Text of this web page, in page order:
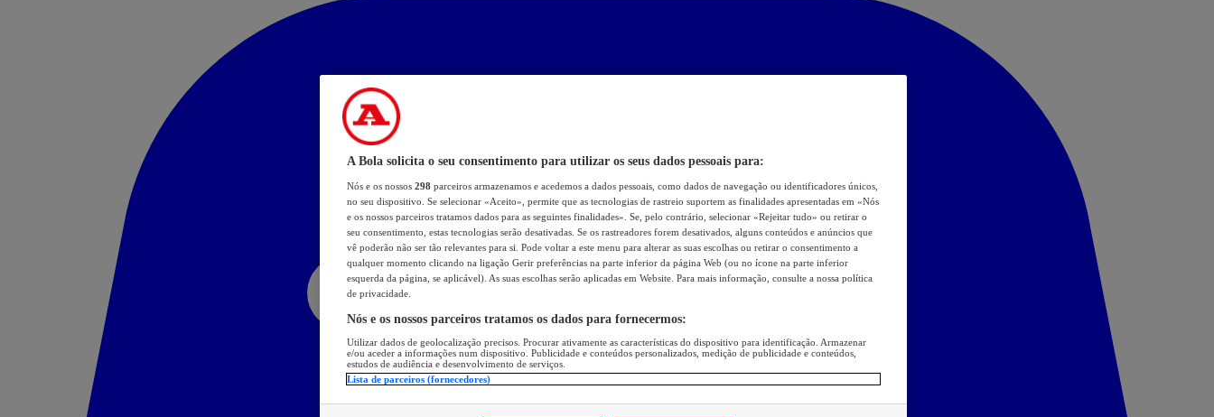
A Bola solicita o seu consentimento para utilizar os seus dados pessoais para:
Nós e os nossos 298 parceiros armazenamos e acedemos a dados pessoais, como dados de navegação ou identificadores únicos,
no seu dispositivo. Se selecionar «Aceito», permite que as tecnologias de rastreio suportem as finalidades apresentadas em «Nós
e os nossos parceiros tratamos dados para as seguintes finalidades». Se, pelo contrário, selecionar «Rejeitar tudo» ou retirar o
seu consentimento, estas tecnologias serão desativadas. Se os rastreadores forem desativados, alguns conteúdos e anúncios que
vê poderão não ser tão relevantes para si. Pode voltar a este menu para alterar as suas escolhas ou retirar o consentimento a
qualquer momento clicando na ligação Gerir preferências na parte inferior da página Web (ou no ícone na parte inferior
esquerda da página, se aplicável). As suas escolhas serão aplicadas em Website. Para mais informação, consulte a nossa política
de privacidade.
Nós e os nossos parceiros tratamos os dados para fornecermos:
Utilizar dados de geolocalização precisos. Procurar ativamente as características do dispositivo para identificação. Armazenar
e/ou aceder a informações num dispositivo. Publicidade e conteúdos personalizados, medição de publicidade e conteúdos,
estudos de audiência e desenvolvimento de serviços.
Lista de parceiros (fornecedores)